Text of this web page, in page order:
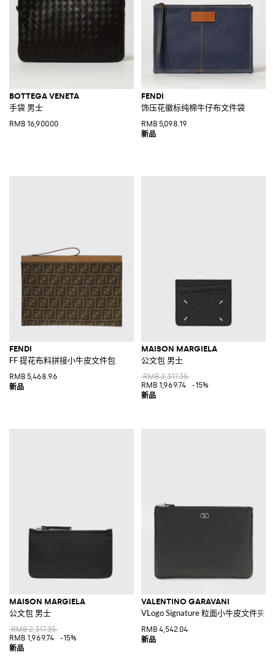
BOTTEGA VENETA
手袋 男士
RMB 16,900.00
FENDI
饰压花徽标纯棉牛仔布文件袋
RMB 5,098.19
FENDI
FF 提花布料拼接小牛皮文件包
RMB 5,468.96
MAISON MARGIELA
公文包 男士
RMB 2,317.35
RMB 1,969.74
-15%
MAISON MARGIELA
公文包 男士
RMB 2,317.35
RMB 1,969.74
-15%
VALENTINO GARAVANI
VLogo Signature 粒面小牛皮文件夹
RMB 4,542.04